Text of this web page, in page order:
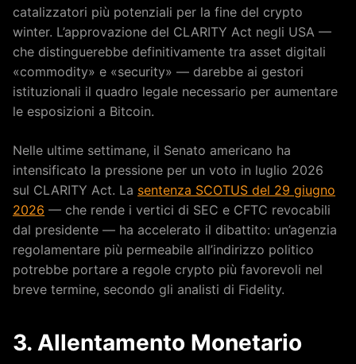
catalizzatori più potenziali per la fine del crypto
winter. L’approvazione del CLARITY Act negli USA —
che distinguerebbe definitivamente tra asset digitali
«commodity» e «security» — darebbe ai gestori
istituzionali il quadro legale necessario per aumentare
le esposizioni a Bitcoin.
Nelle ultime settimane, il Senato americano ha
intensificato la pressione per un voto in luglio 2026
sul CLARITY Act. La sentenza SCOTUS del 29 giugno
2026 — che rende i vertici di SEC e CFTC revocabili
dal presidente — ha accelerato il dibattito: un’agenzia
regolamentare più permeabile all’indirizzo politico
potrebbe portare a regole crypto più favorevoli nel
breve termine, secondo gli analisti di Fidelity.
3. Allentamento Monetario